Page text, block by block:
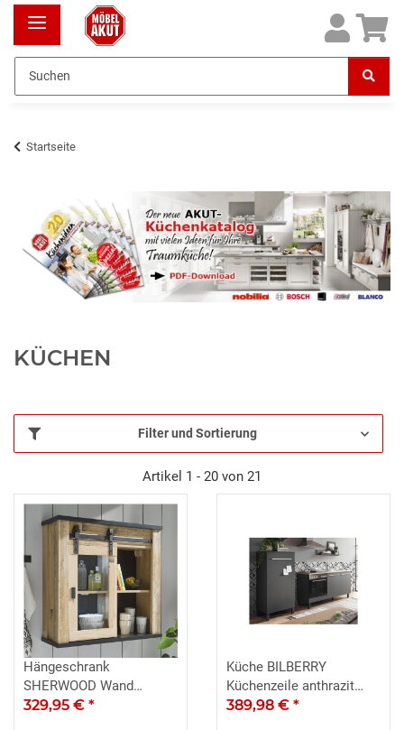
Startseite
KÜCHEN
Filter und Sortierung
Artikel 1 - 20 von 21
Hängeschrank
SHERWOOD Wand
Küchenschrank Old Style
329,95 € *
Küche BILBERRY
Küchenzeile anthrazit
Eiche Sonoma 4-teilig
389,98 € *